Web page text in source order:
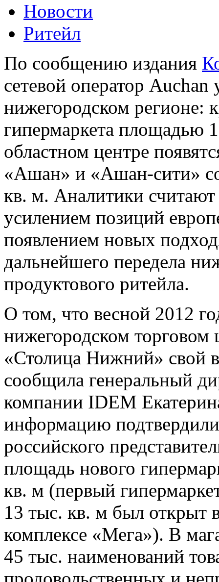
Новости
Ритейл
По сообщению издания
сетевой оператор Auсhan
нижегородском регионе:
гипермаркета площадью
областном центре
«Ашан» и «Ашан-сити»
кв. м. Аналитики
усилением позиций
появлением новых
дальнейшего передела
продуктового ритейла.
О том, что весной 2012
нижегородском
«Столица Нижний» свой
сообщила генеральный
компании IDEM
информацию
российского
площадь нового
кв. м (первый
13 тыс. кв. м был открыт
комплексе «Мега»). В
45 тыс. наименований